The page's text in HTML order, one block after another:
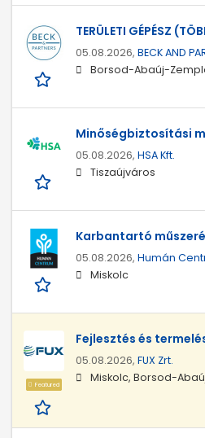
TERÜLETI GÉPÉSZ
05.08.2026, BECK AND
Borsod-Abaúj-
Minőségbiztosítási
05.08.2026, HSA Kft.
Tiszaújváros
Karbantartó
05.08.2026, Humán
Miskolc
Featured
Fejlesztés és
05.08.2026, FUX Zrt.
Miskolc, Borsod-